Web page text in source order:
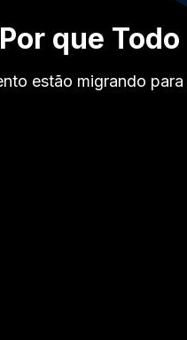
que
estão migrando